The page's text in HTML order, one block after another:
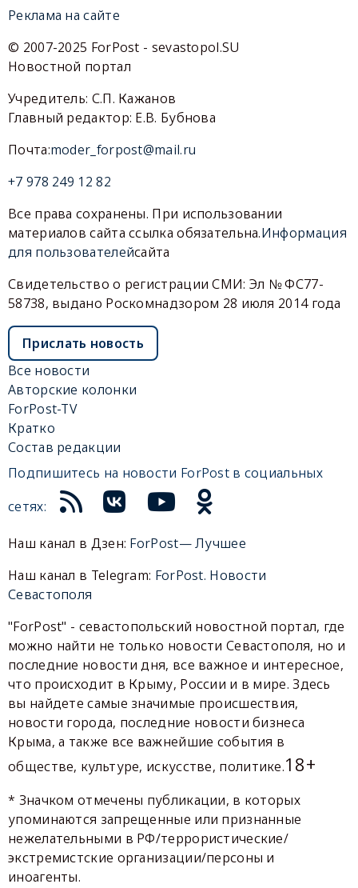
Реклама на сайте
© 2007-2025 ForPost - sevastopol.SU
Новостной портал
Учредитель: С.П. Кажанов
Главный редактор: Е.В. Бубнова
Почта:moder_forpost@mail.ru
+7 978 249 12 82
Все права сохранены. При использовании
материалов сайта ссылка обязательна.Информация
для пользователейсайта
Свидетельство о регистрации СМИ: Эл № ФС77-
58738, выдано Роскомнадзором 28 июля 2014 года
Прислать новость
Все новости
Авторские колонки
ForPost-TV
Кратко
Состав редакции
Подпишитесь на новости ForPost в социальных
сетях:
Наш канал в Дзен: ForPost— Лучшее
Наш канал в Telegram: ForPost. Новости
Севастополя
"ForPost" - севастопольский новостной портал, где
можно найти не только новости Севастополя, но и
последние новости дня, все важное и интересное,
что происходит в Крыму, России и в мире. Здесь
вы найдете самые значимые происшествия,
новости города, последние новости бизнеса
Крыма, а также все важнейшие события в
обществе, культуре, искусстве, политике.18+
* Значком отмечены публикации, в которых
упоминаются запрещенные или признанные
нежелательными в РФ/террористические/
экстремистские организации/персоны и
иноагенты.